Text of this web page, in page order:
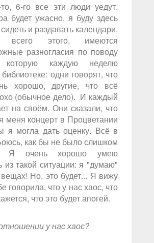
6-го все эти люди уедут.
будет ужасно, я буду здесь
и раздавать календари.
всего этого, имеются
разногласия по поводу
которую каждую неделю
одни говорят, что
хорошо, другие, что всё
(обычное дело). И каждый
на своём. Они сказали, что
меня концерт в Процветании
я могла дать оценку. Всё в
как бы не было слишком
Я очень хорошо умею
из такой ситуации: я "думаю"
Но, это будет... Я вижу
говорила, что у нас хаос, что
что это будет апогей.
у нас хаос?